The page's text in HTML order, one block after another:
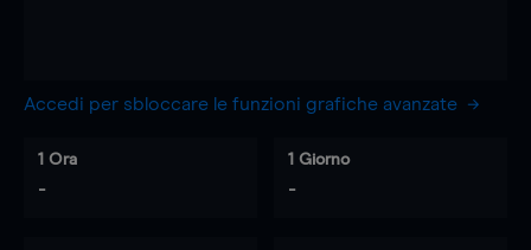
Accedi per sbloccare le funzioni grafiche avanzate
1 Ora
-
1 Giorno
-